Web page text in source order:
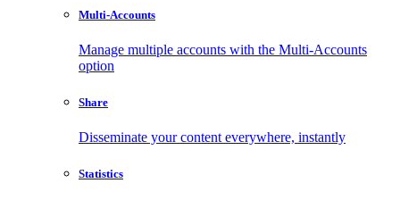
Multi-Accounts
Manage multiple accounts with the Multi-Accounts
option
Share
Disseminate your content everywhere, instantly
Statistics